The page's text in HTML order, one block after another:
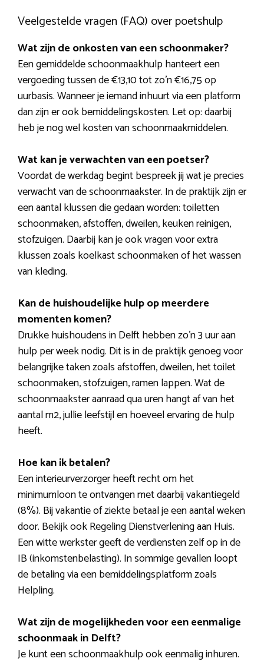
Veelgestelde vragen (FAQ) over poetshulp
Wat zijn de onkosten van een schoonmaker?
Een gemiddelde schoonmaakhulp hanteert een
vergoeding tussen de €13,10 tot zo’n €16,75 op
uurbasis. Wanneer je iemand inhuurt via een platform
dan zijn er ook bemiddelingskosten. Let op: daarbij
heb je nog wel kosten van schoonmaakmiddelen.
Wat kan je verwachten van een poetser?
Voordat de werkdag begint bespreek jij wat je precies
verwacht van de schoonmaakster. In de praktijk zijn er
een aantal klussen die gedaan worden: toiletten
schoonmaken, afstoffen, dweilen, keuken reinigen,
stofzuigen. Daarbij kan je ook vragen voor extra
klussen zoals koelkast schoonmaken of het wassen
van kleding.
Kan de huishoudelijke hulp op meerdere
momenten komen?
Drukke huishoudens in Delft hebben zo’n 3 uur aan
hulp per week nodig. Dit is in de praktijk genoeg voor
belangrijke taken zoals afstoffen, dweilen, het toilet
schoonmaken, stofzuigen, ramen lappen. Wat de
schoonmaakster aanraad qua uren hangt af van het
aantal m2, jullie leefstijl en hoeveel ervaring de hulp
heeft.
Hoe kan ik betalen?
Een interieurverzorger heeft recht om het
minimumloon te ontvangen met daarbij vakantiegeld
(8%). Bij vakantie of ziekte betaal je een aantal weken
door. Bekijk ook Regeling Dienstverlening aan Huis.
Een witte werkster geeft de verdiensten zelf op in de
IB (inkomstenbelasting). In sommige gevallen loopt
de betaling via een bemiddelingsplatform zoals
Helpling.
Wat zijn de mogelijkheden voor een eenmalige
schoonmaak in Delft?
Je kunt een schoonmaakhulp ook eenmalig inhuren.